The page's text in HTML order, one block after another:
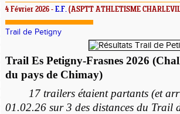
4 Février 2026 - E.F. (ASPTT ATHLETISME
Trail de Petigny
Trail Es Petigny-Frasnes 2026
du pays de Chimay)
17 trailers étaient partants (et
01.02.26 sur 3 des distances du Trail